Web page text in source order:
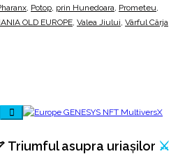
Potop prin Hunedoara Prometeu
OLD EUROPE Valea Jiului Vârful Cârja
Triumful asupra uriașilor ⚔️